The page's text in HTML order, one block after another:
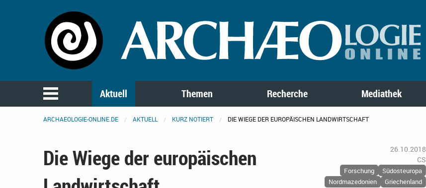
Aktuell Themen Recherche Mediathek
ARCHAEOLOGIE-ONLINE.DE AKTUELL KURZ NOTIERT DIE WIEGE DER EUROPÄISCHEN LANDWIRTSCHAFT
Die Wiege der europäischen
26.10.2018
CS
Forschung
Südosteuropa
Nordmazedonien
Griechenland